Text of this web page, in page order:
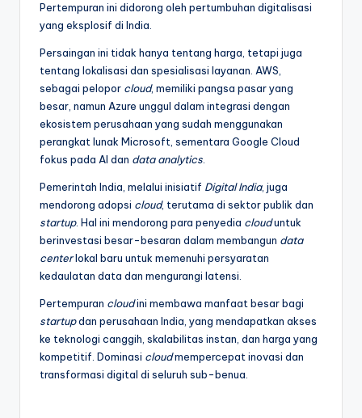
Pertempuran ini didorong oleh pertumbuhan digitalisasi
yang eksplosif di India.
Persaingan ini tidak hanya tentang harga, tetapi juga
tentang lokalisasi dan spesialisasi layanan. AWS,
sebagai pelopor cloud, memiliki pangsa pasar yang
besar, namun Azure unggul dalam integrasi dengan
ekosistem perusahaan yang sudah menggunakan
perangkat lunak Microsoft, sementara Google Cloud
fokus pada AI dan data analytics
Pemerintah India, melalui inisiatif Digital India, juga
mendorong adopsi cloud, terutama di sektor publik dan
startup. Hal ini mendorong para penyedia clouduntuk
berinvestasi besar-besaran dalam membangun data
centerlokal baru untuk memenuhi persyaratan
kedaulatan data dan mengurangi latensi.
Pertempuran cloudini membawa manfaat besar bagi
startupdan perusahaan India, yang mendapatkan akses
ke teknologi canggih, skalabilitas instan, dan harga yang
kompetitif. Dominasi cloudmempercepat inovasi dan
transformasi digital di seluruh sub-benua.